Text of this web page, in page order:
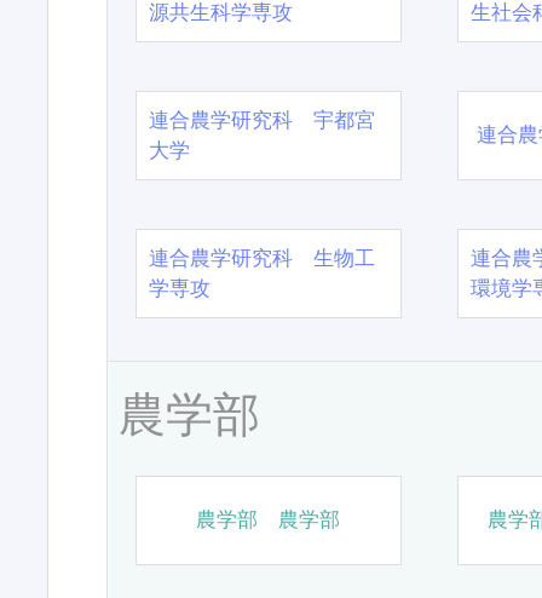
源共生科学専攻
生社会
連合農学研究科 宇都宮
大学
連合
連合農学研究科 生物工
学専攻
連合農
環境学
農学部
農学部 農学部 農学